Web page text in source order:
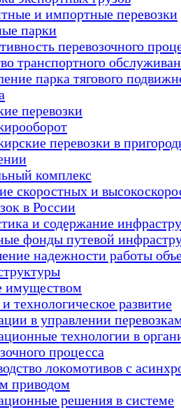
и импортные перевозки
парки
перевозочного
транспортного
парка тягового
перевозки
перевозки в
комплекс
скоростных и
в России
и содержание
фонды путевой
надежности работы
имуществом
технологическое развитие
в управлении
технологии в
процесса
локомотивов с
приводом
решения в системе